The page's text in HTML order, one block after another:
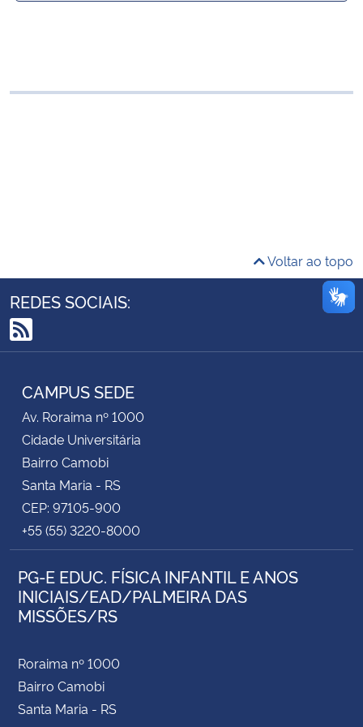
Secretaria-Geral
Secretaria de Governo
Gabinete de Segurança Institucional
Advocacia-Geral da União
Banco Central do Brasil
Planalto
Voltar ao topo
REDES SOCIAIS:
RSS
CAMPUS SEDE
Av. Roraima nº 1000
Cidade Universitária
Bairro Camobi
Santa Maria - RS
CEP: 97105-900
+55 (55) 3220-8000
PG-E EDUC. FÍSICA INFANTIL E ANOS
INICIAIS/EAD/PALMEIRA DAS
MISSÕES/RS
Roraima nº 1000
Bairro Camobi
Santa Maria - RS